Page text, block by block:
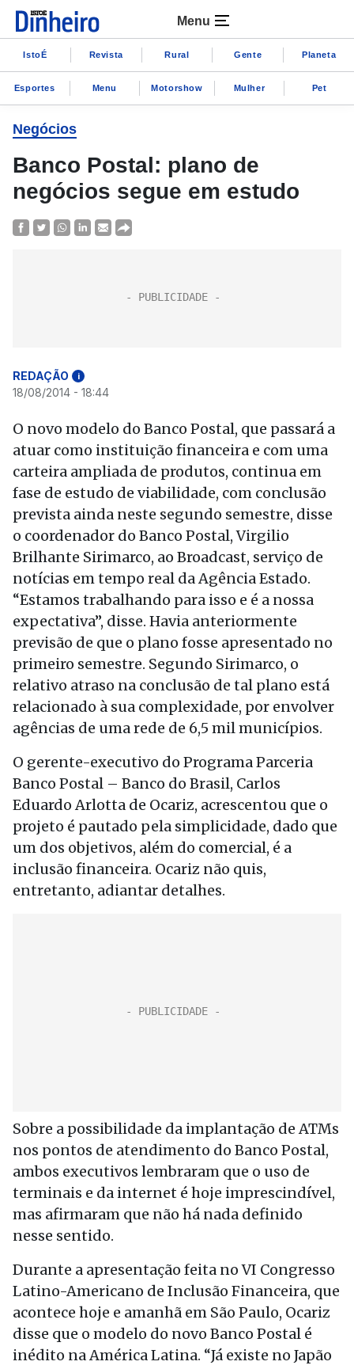
Menu
IstoÉ Revista Rural Gente Planeta
Esportes Menu Motorshow Mulher Pet
Negócios
Banco Postal: plano de
negócios segue em estudo
REDAÇÃO i
18/08/2014 - 18:44
O novo modelo do Banco Postal, que passará a
atuar como instituição financeira e com uma
carteira ampliada de produtos, continua em
fase de estudo de viabilidade, com conclusão
prevista ainda neste segundo semestre, disse
o coordenador do Banco Postal, Virgilio
Brilhante Sirimarco, ao Broadcast, serviço de
notícias em tempo real da Agência Estado.
“Estamos trabalhando para isso e é a nossa
expectativa”, disse. Havia anteriormente
previsão de que o plano fosse apresentado no
primeiro semestre. Segundo Sirimarco, o
relativo atraso na conclusão de tal plano está
relacionado à sua complexidade, por envolver
agências de uma rede de 6,5 mil municípios.
O gerente-executivo do Programa Parceria
Banco Postal – Banco do Brasil, Carlos
Eduardo Arlotta de Ocariz, acrescentou que o
projeto é pautado pela simplicidade, dado que
um dos objetivos, além do comercial, é a
inclusão financeira. Ocariz não quis,
entretanto, adiantar detalhes.
Sobre a possibilidade da implantação de ATMs
nos pontos de atendimento do Banco Postal,
ambos executivos lembraram que o uso de
terminais e da internet é hoje imprescindível,
mas afirmaram que não há nada definido
nesse sentido.
Durante a apresentação feita no VI Congresso
Latino-Americano de Inclusão Financeira, que
acontece hoje e amanhã em São Paulo, Ocariz
disse que o modelo do novo Banco Postal é
inédito na América Latina. “Já existe no Japão